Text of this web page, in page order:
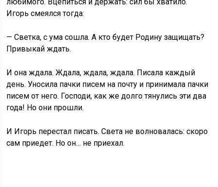
Игорь смеялся тогда:
— Светка, с ума сошла. А кто будет Родину защищать?
Привыкай ждать.
И она ждала. Ждала, ждала, ждала. Писала каждый
день. Уносила пачки писем на почту и принимала пачки
писем от него. Господи, как же долго тянулись эти два
года! Но они прошли.
И Игорь перестал писать. Света не волновалась: скоро
сам приедет. Но он… не приехал.